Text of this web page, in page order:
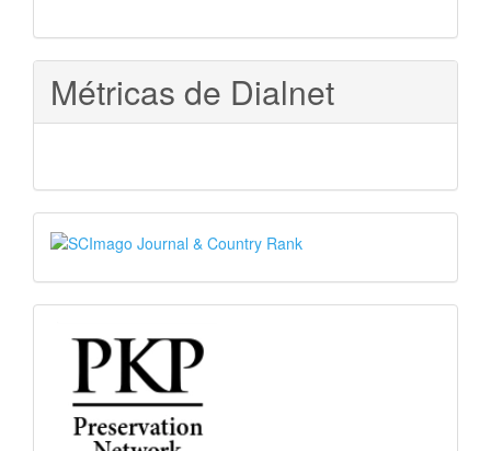
Métricas de Dialnet
SJR
PKP